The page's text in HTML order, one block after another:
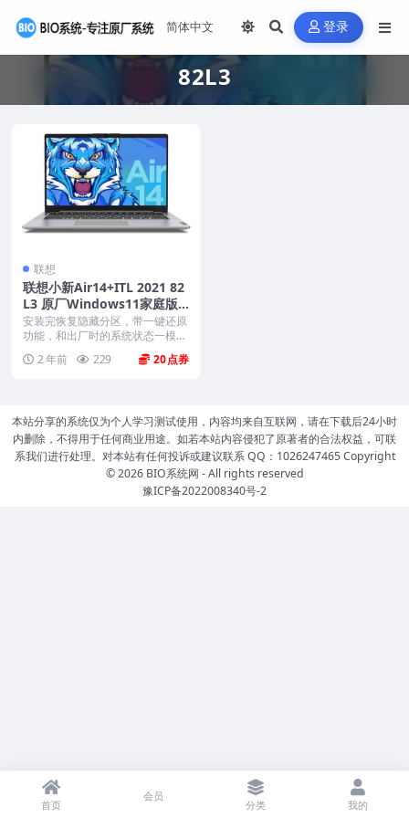
登录
82L3
联想
联想小新Air14+ITL 2021 82
L3 原厂Windows11家庭版
oem系统镜像下载
安装完恢复隐藏分区，带一键还原
功能，和出厂时的系统状态一模一
2 年前 229 20
本站分享的系统仅为个人学习测试使用，内容均来自互联网，请在下载后24小时
内删除，不得用于任何商业用途。如若本站内容侵犯了原著者的合法权益，可联
系我们进行处理。对本站有任何投诉或建议联系 QQ：1026247465 Copyright
© 2026 BIO系统网 - All rights reserved
豫ICP备2022008340号-2
首页
会员
分类 我的